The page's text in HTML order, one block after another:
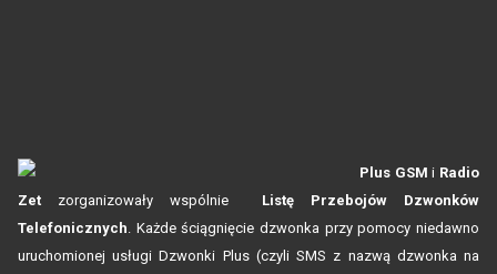
Plus GSMi Radio
Zet zorganizowały wspólnie Listę Przebojów Dzwonków
Telefonicznych. Każde ściągnięcie dzwonka przy pomocy niedawno
uruchomionej usługi Dzwonki Plus (czyli SMS z nazwą dzwonka na